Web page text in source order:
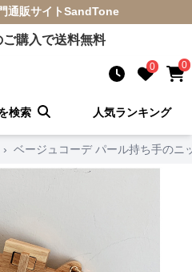
通販サイトSandTone
ご購入で送料無料
0 0
検索 人気ランキング
› ベージュコーデ パール持ち手のニ